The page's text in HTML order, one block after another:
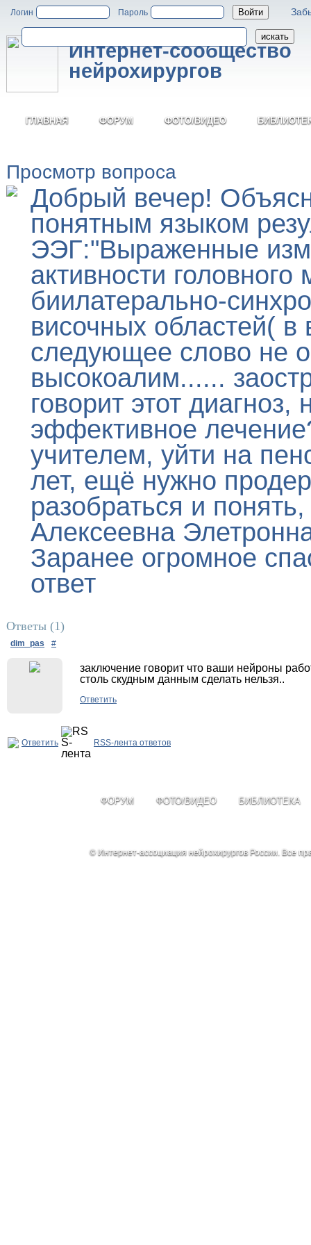
Логин Пароль
Интернет-сообщество
нейрохирургов
ГЛАВНАЯ ФОРУМ ФОТО/ВИДЕО
Просмотр вопроса
Добрый вечер!
понятным языком
ЭЭГ:"Выраженные
активности
биилатерально-
височных областей( в
следующее слово не
высокоалим......
говорит этот
эффективное
учителем, уйти на
лет, ещё нужно
разобраться и
Алексеевна
Заранее огромное
ответ
Ответы (1)
dim_pas #
заключение говорит что ваши нейроны
столь скудным данным сделать нельзя..
Ответить
Ответить RSS-лента ответов
ФОРУМ ФОТО/ВИДЕО БИБЛИОТЕКА
© Интернет-ассоциация нейрохирургов России. Все